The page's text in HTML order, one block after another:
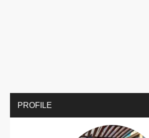
PROFILE